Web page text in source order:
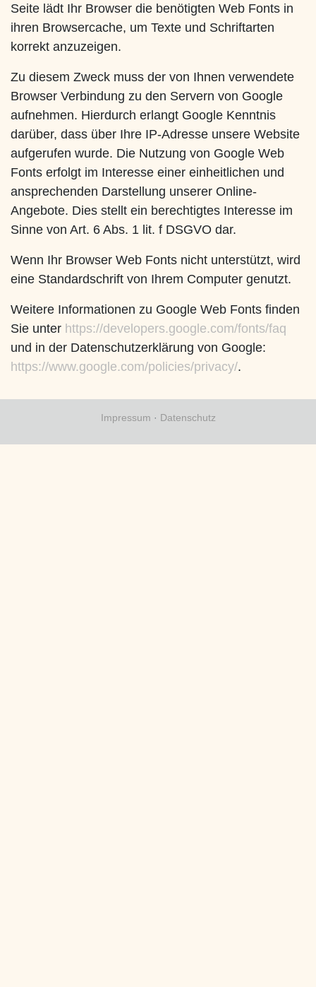
Seite lädt Ihr Browser die benötigten Web Fonts in
ihren Browsercache, um Texte und Schriftarten
korrekt anzuzeigen.
Zu diesem Zweck muss der von Ihnen verwendete
Browser Verbindung zu den Servern von Google
aufnehmen. Hierdurch erlangt Google Kenntnis
darüber, dass über Ihre IP-Adresse unsere Website
aufgerufen wurde. Die Nutzung von Google Web
Fonts erfolgt im Interesse einer einheitlichen und
ansprechenden Darstellung unserer Online-
Angebote. Dies stellt ein berechtigtes Interesse im
Sinne von Art. 6 Abs. 1 lit. f DSGVO dar.
Wenn Ihr Browser Web Fonts nicht unterstützt, wird
eine Standardschrift von Ihrem Computer genutzt.
Weitere Informationen zu Google Web Fonts finden
Sie unter https://developers.google.com/fonts/faq
und in der Datenschutzerklärung von Google:
https://www.google.com/policies/privacy/.
Impressum · Datenschutz